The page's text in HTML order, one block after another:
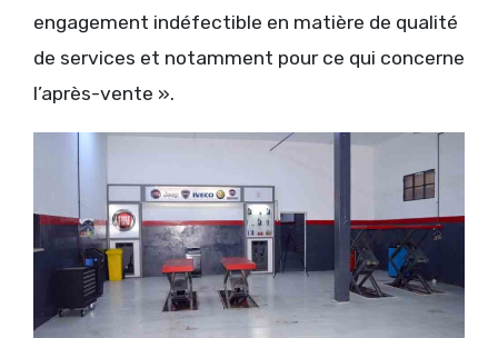
engagement indéfectible en matière de qualité
de services et notamment pour ce qui concerne
l’après-vente ».